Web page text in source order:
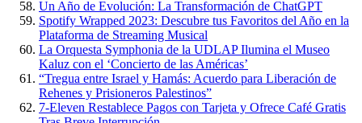
Un Año de Evolución: La Transformación de ChatGPT
Spotify Wrapped 2023: Descubre tus Favoritos del Año en la
Plataforma de Streaming Musical
La Orquesta Symphonia de la UDLAP Ilumina el Museo
Kaluz con el ‘Concierto de las Américas’
“Tregua entre Israel y Hamás: Acuerdo para Liberación de
Rehenes y Prisioneros Palestinos”
7-Eleven Restablece Pagos con Tarjeta y Ofrece Café Gratis